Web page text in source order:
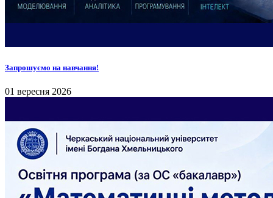
Запрошуємо на навчання!
01 вересня 2026